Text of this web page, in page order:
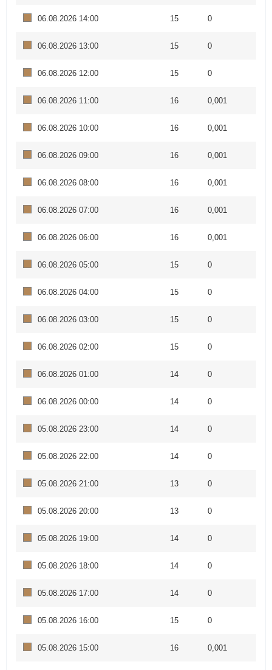
06.08.2026 14:00 15 0
06.08.2026 13:00 15 0
06.08.2026 12:00 15 0
06.08.2026 11:00 16 0,001
06.08.2026 10:00 16 0,001
06.08.2026 09:00 16 0,001
06.08.2026 08:00 16 0,001
06.08.2026 07:00 16 0,001
06.08.2026 06:00 16 0,001
06.08.2026 05:00 15 0
06.08.2026 04:00 15 0
06.08.2026 03:00 15 0
06.08.2026 02:00 15 0
06.08.2026 01:00 14 0
06.08.2026 00:00 14 0
05.08.2026 23:00 14 0
05.08.2026 22:00 14 0
05.08.2026 21:00 13 0
05.08.2026 20:00 13 0
05.08.2026 19:00 14 0
05.08.2026 18:00 14 0
05.08.2026 17:00 14 0
05.08.2026 16:00 15 0
05.08.2026 15:00 16 0,001